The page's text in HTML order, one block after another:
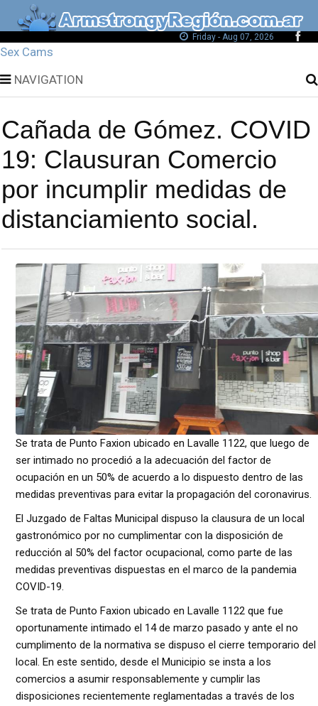
Friday - Aug 07, 2026
Sex Cams
NAVIGATION
Cañada de Gómez. COVID
19: Clausuran Comercio
por incumplir medidas de
distanciamiento social.
Se trata de Punto Faxion ubicado en Lavalle 1122, que luego de
ser intimado no procedió a la adecuación del factor de
ocupación en un 50% de acuerdo a lo dispuesto dentro de las
medidas preventivas para evitar la propagación del coronavirus.
El Juzgado de Faltas Municipal dispuso la clausura de un local
gastronómico por no cumplimentar con la disposición de
reducción al 50% del factor ocupacional, como parte de las
medidas preventivas dispuestas en el marco de la pandemia
COVID-19.
Se trata de Punto Faxion ubicado en Lavalle 1122 que fue
oportunamente intimado el 14 de marzo pasado y ante el no
cumplimento de la normativa se dispuso el cierre temporario del
local. En este sentido, desde el Municipio se insta a los
comercios a asumir responsablemente y cumplir las
disposiciones recientemente reglamentadas a través de los